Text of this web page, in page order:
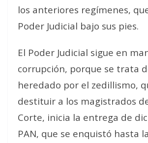
los anteriores regímenes,
Poder Judicial bajo sus pies.
El Poder Judicial sigue en
corrupción, porque se trata
heredado por el zedillismo,
destituir a los magistrados
Corte, inicia la entrega de
PAN, que se enquistó hasta